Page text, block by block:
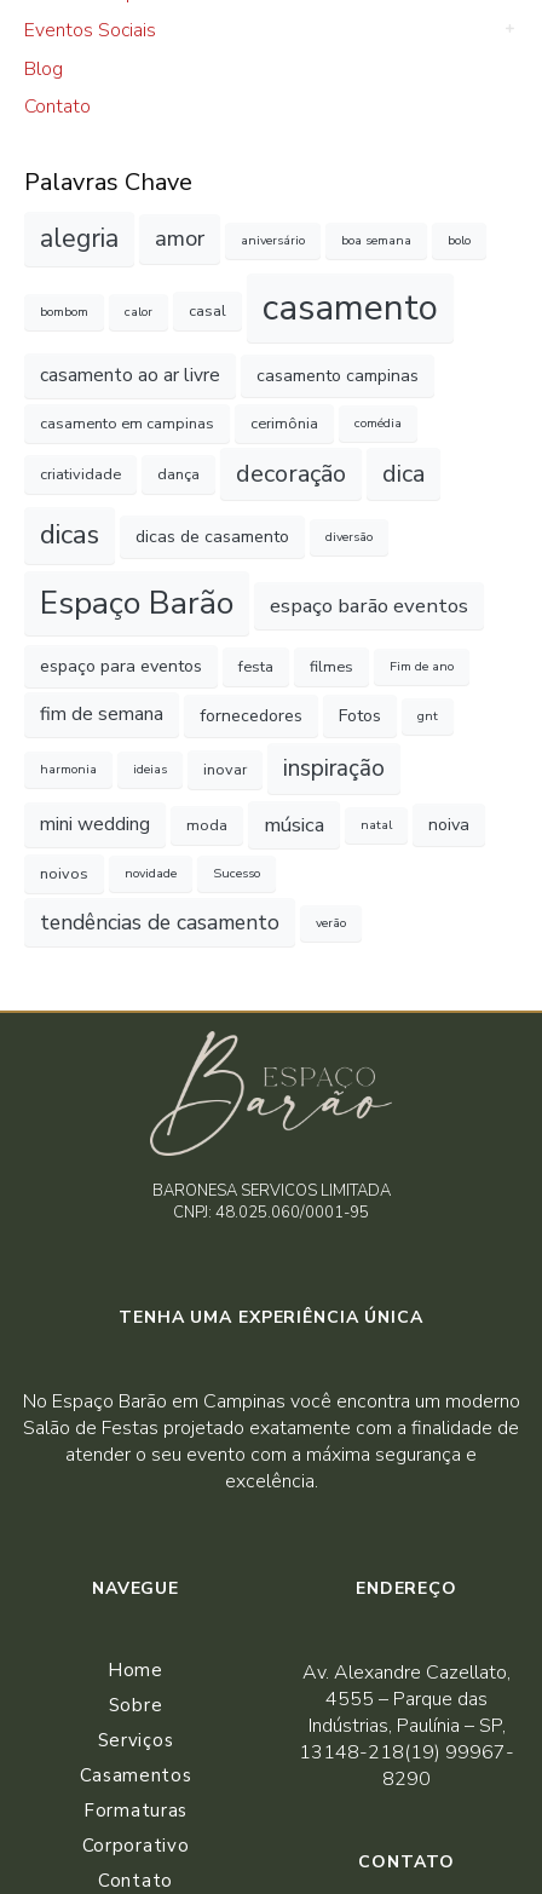
Eventos Sociais
Blog
Contato
Palavras Chave
alegria amor aniversário boa semana bolo
bombom calor casal casamento
casamento ao ar livre casamento campinas
casamento em campinas cerimônia comédia
criatividade dança decoração dica
dicas dicas de casamento diversão
Espaço Barão espaço barão eventos
espaço para eventos festa filmes Fim de ano
fim de semana fornecedores Fotos gnt
harmonia ideias inovar inspiração
mini wedding moda música natal noiva
noivos novidade Sucesso
tendências de casamento verão
BARONESA SERVICOS LIMITADA
CNPJ: 48.025.060/0001-95
TENHA UMA EXPERIÊNCIA ÚNICA
No Espaço Barão em Campinas você encontra um moderno
Salão de Festas projetado exatamente com a finalidade de
atender o seu evento com a máxima segurança e
excelência.
NAVEGUE
Home
Sobre
Serviços
Casamentos
Formaturas
Corporativo
Contato
ENDEREÇO
Av. Alexandre Cazellato,
4555 – Parque das
Indústrias, Paulínia – SP,
13148-218(19) 99967-
8290
CONTATO